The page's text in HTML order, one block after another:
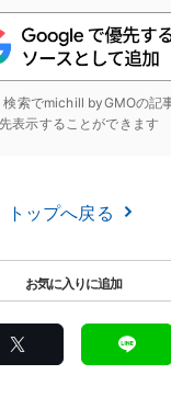
索でmichill byGMOの記
表示することができます
トップへ戻る